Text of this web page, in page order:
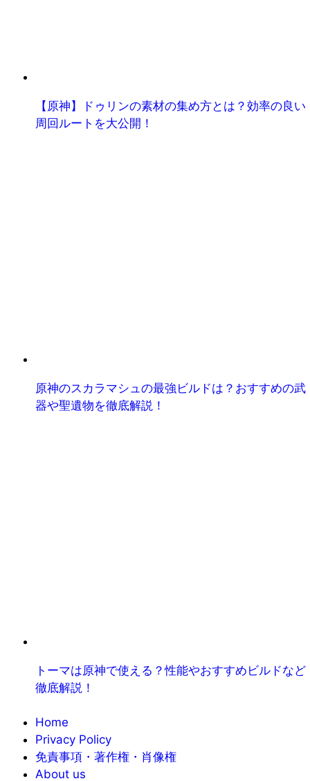
【原神】ドゥリンの素材の集め方とは？効率の良い
周回ルートを大公開！
原神のスカラマシュの最強ビルドは？おすすめの武
器や聖遺物を徹底解説！
トーマは原神で使える？性能やおすすめビルドなど
徹底解説！
Home
Privacy Policy
免責事項・著作権・肖像権
About us